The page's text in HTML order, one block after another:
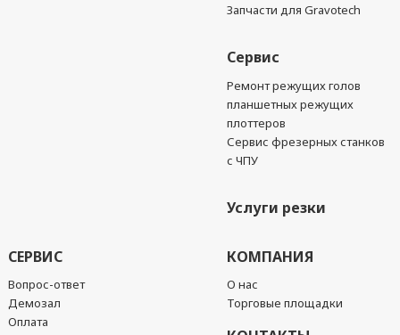
Запчасти для Gravotech
Сервис
Ремонт режущих голов
планшетных режущих
плоттеров
Сервис фрезерных станков
с ЧПУ
Услуги резки
СЕРВИС
Вопрос-ответ
Демозал
Оплата
КОМПАНИЯ
О нас
Торговые площадки